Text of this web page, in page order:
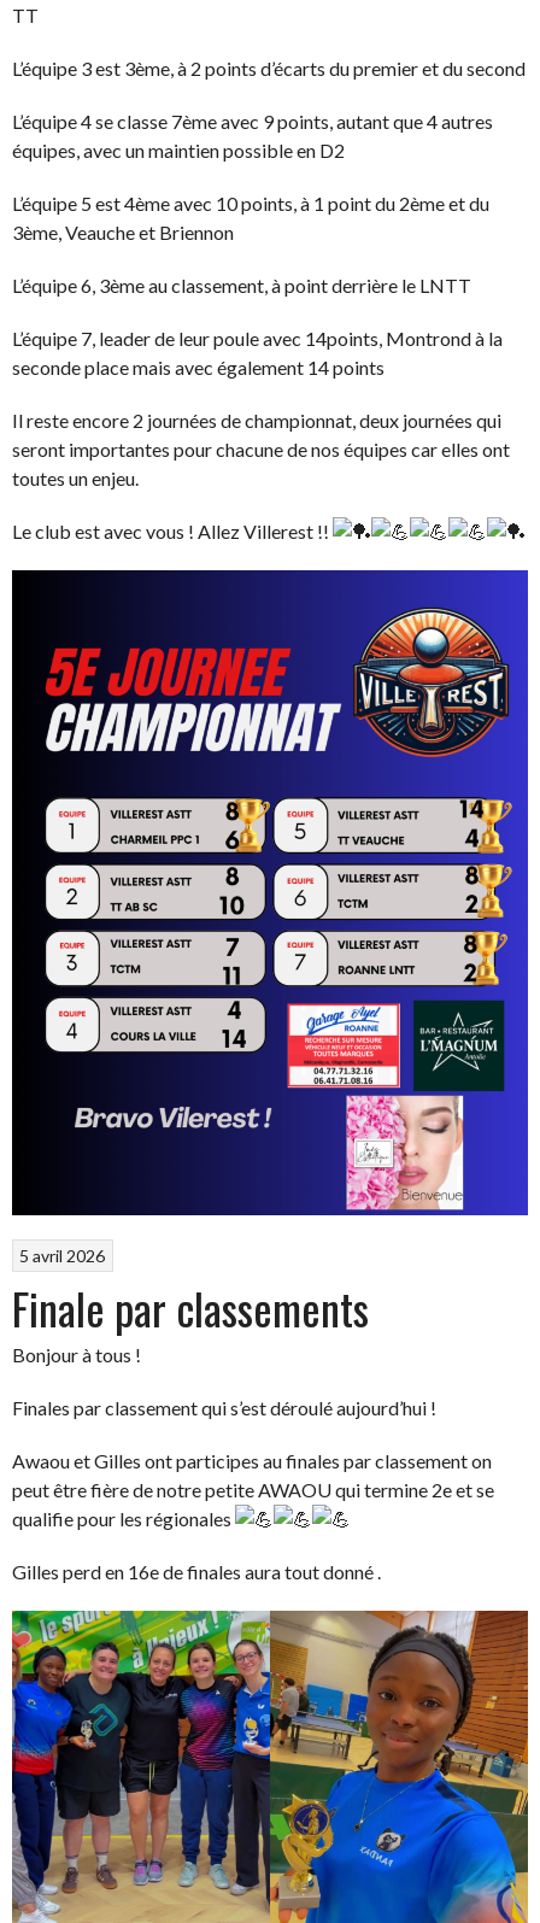
TT
L’équipe 3 est 3ème, à 2 points d’écarts du premier et du second
L’équipe 4 se classe 7ème avec 9 points, autant que 4 autres
équipes, avec un maintien possible en D2
L’équipe 5 est 4ème avec 10 points, à 1 point du 2ème et du
3ème, Veauche et Briennon
L’équipe 6, 3ème au classement, à point derrière le LNTT
L’équipe 7, leader de leur poule avec 14points, Montrond à la
seconde place mais avec également 14 points
Il reste encore 2 journées de championnat, deux journées qui
seront importantes pour chacune de nos équipes car elles ont
toutes un enjeu.
Le club est avec vous ! Allez Villerest !!
5 avril 2026
Finale par classements
Bonjour à tous !
Finales par classement qui s’est déroulé aujourd’hui !
Awaou et Gilles ont participes au finales par classement on
peut être fière de notre petite AWAOU qui termine 2e et se
qualifie pour les régionales
Gilles perd en 16e de finales aura tout donné .